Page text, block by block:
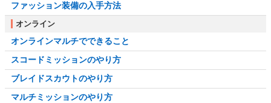
ファッション装備の入手方法
オンライン
オンラインマルチでできること
スコードミッションのやり方
ブレイドスカウトのやり方
マルチミッションのやり方